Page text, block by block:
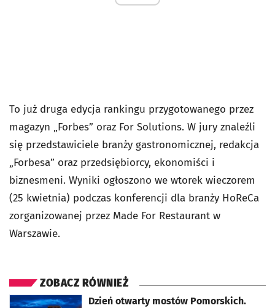
To już druga edycja rankingu przygotowanego przez
magazyn „Forbes” oraz For Solutions. W jury znaleźli
się przedstawiciele branży gastronomicznej, redakcja
„Forbesa” oraz przedsiębiorcy, ekonomiści i
biznesmeni. Wyniki ogłoszono we wtorek wieczorem
(25 kwietnia) podczas konferencji dla branży HoReCa
zorganizowanej przez Made For Restaurant w
Warszawie.
ZOBACZ RÓWNIEŻ
Dzień otwarty mostów Pomorskich.
otworzy się w nowej karcie